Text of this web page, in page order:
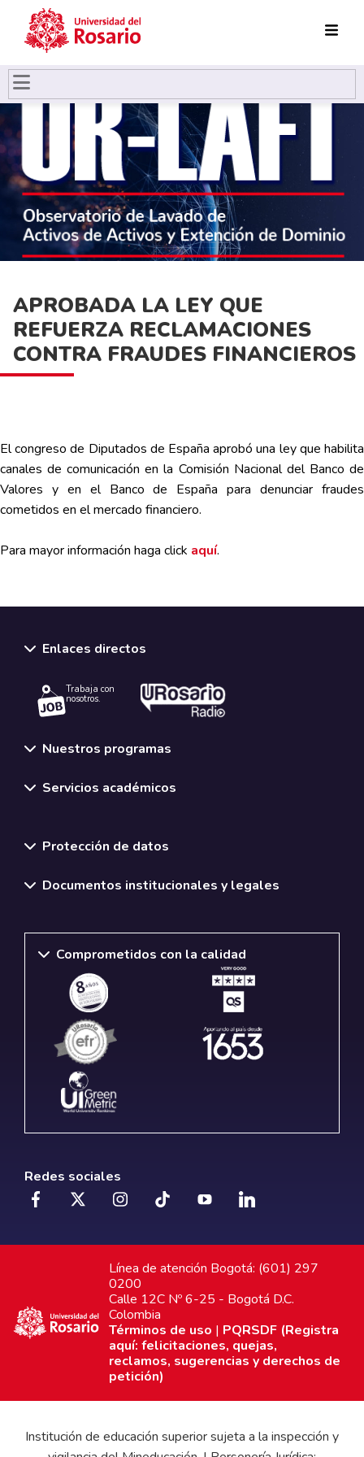
Pasar al contenido principal
APROBADA LA LEY QUE
REFUERZA RECLAMACIONES
CONTRA FRAUDES FINANCIEROS
El congreso de Diputados de España aprobó una ley que habilita
canales de comunicación en la Comisión Nacional del Banco de
Valores y en el Banco de España para denunciar fraudes
cometidos en el mercado financiero.
Para mayor información haga click aquí.
Enlaces directos
Trabaja con
nosotros.
Nuestros programas
Servicios académicos
Protección de datos
Documentos institucionales y legales
Comprometidos con la calidad
Redes sociales
Línea de atención Bogotá: (601) 297
0200
Calle 12C Nº 6-25 - Bogotá D.C.
Colombia
Términos de uso | PQRSDF (Registra
aquí: felicitaciones, quejas,
reclamos, sugerencias y derechos de
petición)
Institución de educación superior sujeta a la inspección y